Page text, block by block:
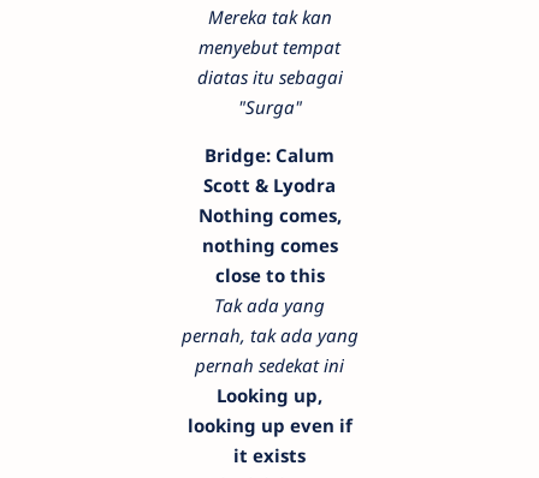
Mereka tak kan
menyebut tempat
diatas itu sebagai
"Surga"
Bridge: Calum
Scott & Lyodra
Nothing comes,
nothing comes
close to this
Tak ada yang
pernah, tak ada yang
pernah sedekat ini
Looking up,
looking up even if
it exists